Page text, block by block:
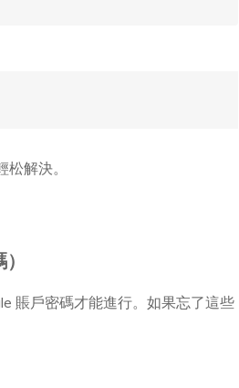
解決。
賬戶密碼才能進行。如果忘了這些